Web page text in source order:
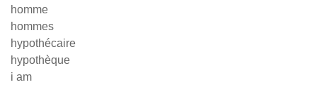
homme
hommes
hypothécaire
hypothèque
i am